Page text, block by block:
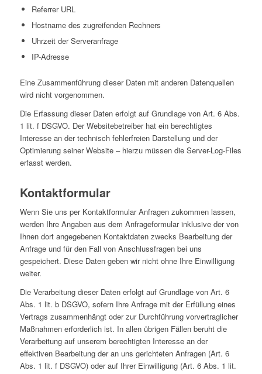
Referrer URL
Hostname des zugreifenden Rechners
Uhrzeit der Serveranfrage
IP-Adresse
Eine Zusammenführung dieser Daten mit anderen Datenquellen
wird nicht vorgenommen.
Die Erfassung dieser Daten erfolgt auf Grundlage von Art. 6 Abs.
1 lit. f DSGVO. Der Websitebetreiber hat ein berechtigtes
Interesse an der technisch fehlerfreien Darstellung und der
Optimierung seiner Website – hierzu müssen die Server-Log-Files
erfasst werden.
Kontaktformular
Wenn Sie uns per Kontaktformular Anfragen zukommen lassen,
werden Ihre Angaben aus dem Anfrageformular inklusive der von
Ihnen dort angegebenen Kontaktdaten zwecks Bearbeitung der
Anfrage und für den Fall von Anschlussfragen bei uns
gespeichert. Diese Daten geben wir nicht ohne Ihre Einwilligung
weiter.
Die Verarbeitung dieser Daten erfolgt auf Grundlage von Art. 6
Abs. 1 lit. b DSGVO, sofern Ihre Anfrage mit der Erfüllung eines
Vertrags zusammenhängt oder zur Durchführung vorvertraglicher
Maßnahmen erforderlich ist. In allen übrigen Fällen beruht die
Verarbeitung auf unserem berechtigten Interesse an der
effektiven Bearbeitung der an uns gerichteten Anfragen (Art. 6
Abs. 1 lit. f DSGVO) oder auf Ihrer Einwilligung (Art. 6 Abs. 1 lit.